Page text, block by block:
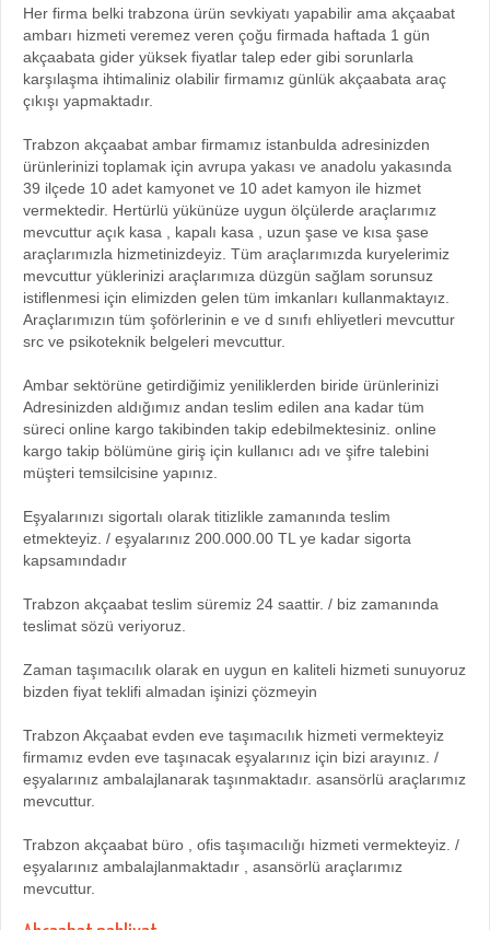
Her firma belki trabzona ürün sevkiyatı yapabilir ama akçaabat
ambarı hizmeti veremez veren çoğu firmada haftada 1 gün
akçaabata gider yüksek fiyatlar talep eder gibi sorunlarla
karşılaşma ihtimaliniz olabilir firmamız günlük akçaabata araç
çıkışı yapmaktadır.
Trabzon akçaabat ambar firmamız istanbulda adresinizden
ürünlerinizi toplamak için avrupa yakası ve anadolu yakasında
39 ilçede 10 adet kamyonet ve 10 adet kamyon ile hizmet
vermektedir. Hertürlü yükünüze uygun ölçülerde araçlarımız
mevcuttur açık kasa , kapalı kasa , uzun şase ve kısa şase
araçlarımızla hizmetinizdeyiz. Tüm araçlarımızda kuryelerimiz
mevcuttur yüklerinizi araçlarımıza düzgün sağlam sorunsuz
istiflenmesi için elimizden gelen tüm imkanları kullanmaktayız.
Araçlarımızın tüm şoförlerinin e ve d sınıfı ehliyetleri mevcuttur
src ve psikoteknik belgeleri mevcuttur.
Ambar sektörüne getirdiğimiz yeniliklerden biride ürünlerinizi
Adresinizden aldığımız andan teslim edilen ana kadar tüm
süreci online kargo takibinden takip edebilmektesiniz. online
kargo takip bölümüne giriş için kullanıcı adı ve şifre talebini
müşteri temsilcisine yapınız.
Eşyalarınızı sigortalı olarak titizlikle zamanında teslim
etmekteyiz. / eşyalarınız 200.000.00 TL ye kadar sigorta
kapsamındadır
Trabzon akçaabat teslim süremiz 24 saattir. / biz zamanında
teslimat sözü veriyoruz.
Zaman taşımacılık olarak en uygun en kaliteli hizmeti sunuyoruz
bizden fiyat teklifi almadan işinizi çözmeyin
Trabzon Akçaabat evden eve taşımacılık hizmeti vermekteyiz
firmamız evden eve taşınacak eşyalarınız için bizi arayınız. /
eşyalarınız ambalajlanarak taşınmaktadır. asansörlü araçlarımız
mevcuttur.
Trabzon akçaabat büro , ofis taşımacılığı hizmeti vermekteyiz. /
eşyalarınız ambalajlanmaktadır , asansörlü araçlarımız
mevcuttur.